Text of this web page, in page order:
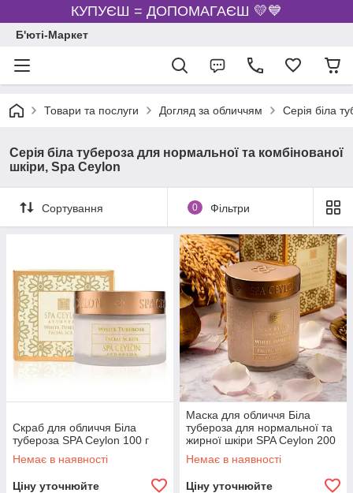
КУПУЄШ = ДОПОМАГАЄШ 💛💙
Б'юті-Маркет
Товари та послуги Догляд за обличчям Серія біла
Серія біла тубероза для нормальної та комбінованої
шкіри, Spa Ceylon
Сортування 0 Фільтри
Скраб для обличчя Біла
тубероза SPA Ceylon 100 г
Немає в наявності
Ціну уточнюйте
Маска для обличчя Біла
тубероза для нормальної та
жирної шкіри SPA Ceylon 200
гНемає в наявності
Ціну уточнюйте